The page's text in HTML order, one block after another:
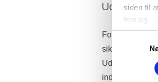
siden til
forslag.
Forslaget giver
indsats i